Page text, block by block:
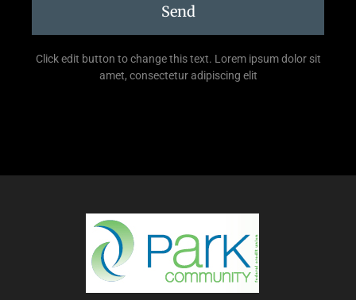
Send
Click edit button to change this text. Lorem ipsum dolor sit
amet, consectetur adipiscing elit